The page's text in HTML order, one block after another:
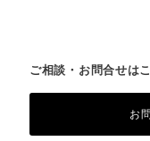
ご相談・お問合せは
お